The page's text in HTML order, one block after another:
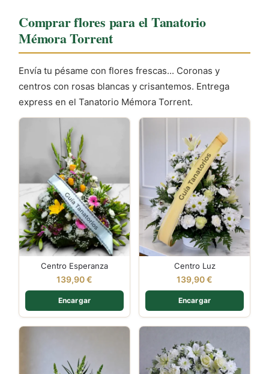
página.
Comprar flores para el Tanatorio
Mémora Torrent
Envía tu pésame con flores frescas... Coronas y
centros con rosas blancas y crisantemos. Entrega
express en el Tanatorio Mémora Torrent.
Centro Esperanza
139,90€
Encargar
Centro Luz
139,90€
Encargar